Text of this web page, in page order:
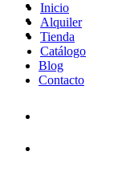
Inicio
Alquiler
Tienda
Catálogo
Blog
Contacto